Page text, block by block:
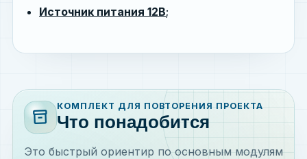
Источник питания 12В;
inventory_2
КОМПЛЕКТ ДЛЯ ПОВТОРЕНИЯ ПРОЕКТА
Что понадобится
Это быстрый ориентир по основным модулям